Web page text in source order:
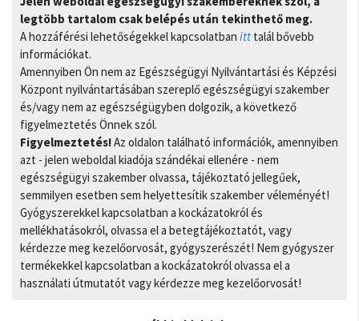
legtöbb tartalom csak belépés után tekinthető meg.
A hozzáférési lehetőségekkel kapcsolatban itt talál bővebb
információkat.
Amennyiben Ön nem az Egészségügyi Nyilvántartási és Képzési
Központ nyilvántartásában szereplő egészségügyi szakember
és/vagy nem az egészségügyben dolgozik, a következő
figyelmeztetés Önnek szól.
Figyelmeztetés!Az oldalon található információk, amennyiben
azt - jelen weboldal kiadója szándékai ellenére - nem
egészségügyi szakember olvassa, tájékoztató jellegűek,
semmilyen esetben sem helyettesítik szakember véleményét!
Gyógyszerekkel kapcsolatban a kockázatokról és
mellékhatásokról, olvassa el a betegtájékoztatót, vagy
kérdezze meg kezelőorvosát, gyógyszerészét! Nem gyógyszer
termékekkel kapcsolatban a kockázatokról olvassa el a
használati útmutatót vagy kérdezze meg kezelőorvosát!